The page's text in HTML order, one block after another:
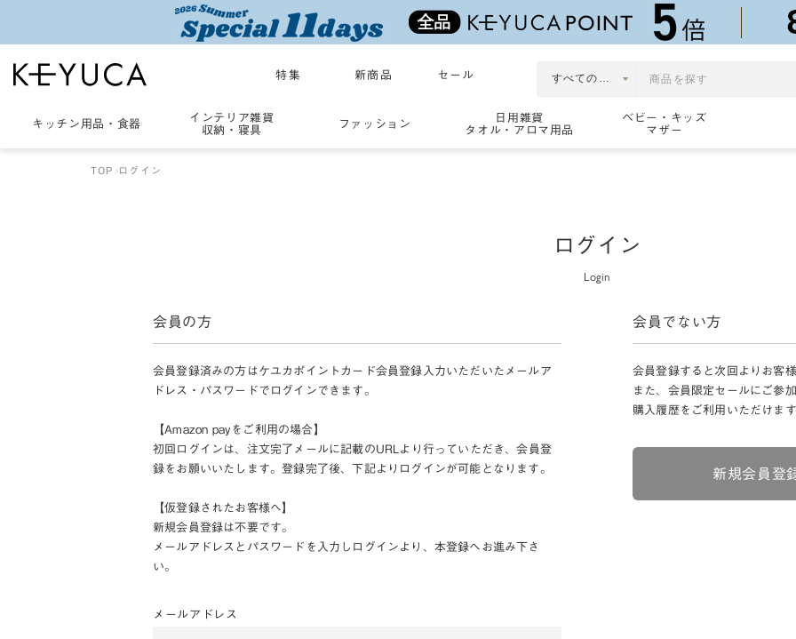
特集 新商品 セール
キッチン用品 ・ 食器
インテリア雑貨
収納・寝具
ファッション
日用雑貨
タオル・アロマ用品
ベビー・キッズ
マザー
TOP ログイン
ログイン
Login
会員の方
会員登録済みの方はケユカポイントカード会員登録入力いただいたメールア
ドレス・パスワードでログインできます。
【Amazon payをご利用の場合】
初回ログインは、注文完了メールに記載のURLより行っていただき、会員登
録をお願いいたします。登録完了後、下記よりログインが可能となります。
【仮登録されたお客様へ】
新規会員登録は不要です。
メールアドレスとパスワードを入力しログインより、本登録へお進み下さ
い。
メールアドレス
会員でない方
会員登録すると次回よりお客
また、会員限定セールにご参
購入履歴をご利用いただけま
新規会員登